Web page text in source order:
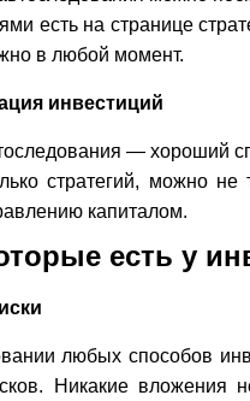
есть на странице
в любой момент.
инвестиций
— хороший
стратегий, можно
капиталом.
есть у
любых способов
Никакие вложения